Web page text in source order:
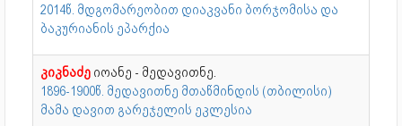
2014წ. მდგომარეობით დიაკვანი ბორჯომისა და
ბაკურიანის ეპარქია
კიკნაძე იოანე - მედავითნე.
1896-1900წ. მედავითნე მთაწმინდის (თბილისი)
მამა დავით გარეჯელის ეკლესია